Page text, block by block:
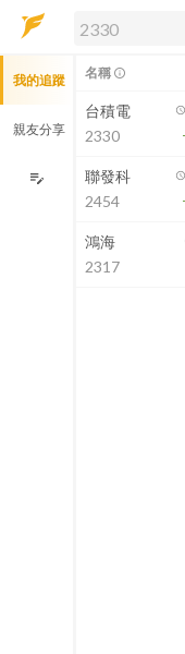
解鎖即時行情及進階
方案」，即可解鎖以下功
即時行情
即時市況與排行
成交金額熱力圖
前往方案訂閱
如何綁定合作券
我的追蹤
親友分享
edit_note
名稱 info_outline
台積電
2330
聯發科
2454
鴻海
2317